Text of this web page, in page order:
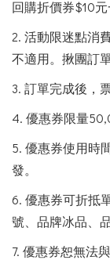
回購折價券$10元
2. 活動限迷點消
不適用。揪團訂
3. 訂單完成後，
4. 優惠券限量50,
5. 優惠券使用時
發。
6. 優惠券可折抵
號、品牌冰品、
7. 優惠券恕無法